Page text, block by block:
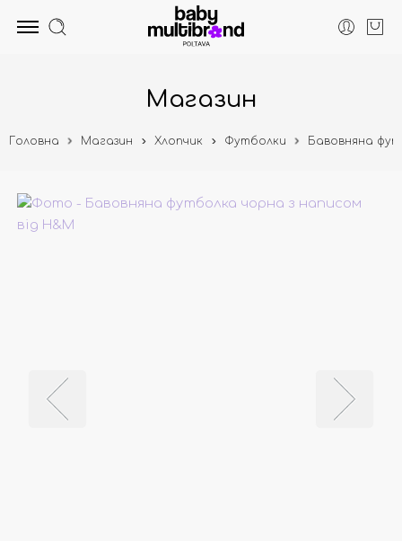
Магазин
Головна Магазин Хлопчик Футболки Бавовняна